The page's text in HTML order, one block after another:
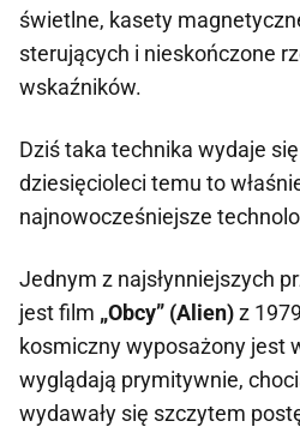
świetlne, kasety
sterujących i nieskończone
wskaźników.
Dziś taka technika wydaje
dziesięcioleci temu to
najnowocześniejsze
Jednym z najsłynniejszych
jest film „Obcy” (Alien)z
kosmiczny wyposażony jest
wyglądają prymitywnie,
wydawały się szczytem